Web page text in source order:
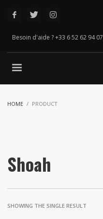
Besoin d'aide ? +33 6 52 62 94 07
HOME PRODUCT
Shoah
SHOWING THE SINGLE RESULT